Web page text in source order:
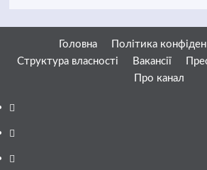
Головна
Політика
Структура власності
Вакансії
Про канал
Facebook
YouTube
Telegram